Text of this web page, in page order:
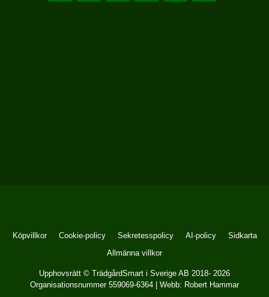
Köpvillkor Cookie-policy Sekretesspolicy AI-policy
Sidkarta
Allmänna villkor
Upphovsrätt © TrädgårdSmart i Sverige AB 2018- 2026
Organisationsnummer 559069-6364 | Webb: Robert Hammar